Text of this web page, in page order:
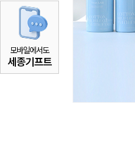
모바일에서도
세종기프트